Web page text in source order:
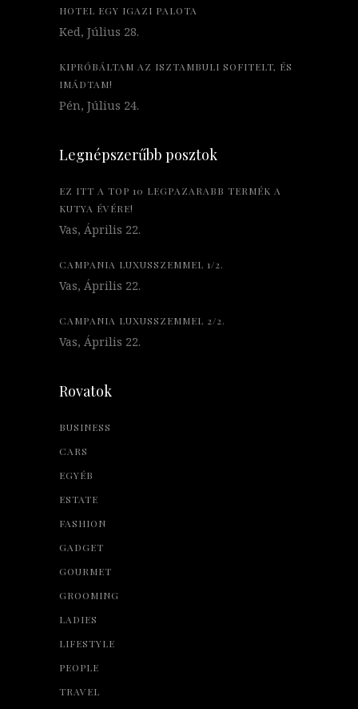
HOTEL EGY IGAZI PALOTA
Ked, Július 28.
KIPRÓBÁLTAM AZ ISZTAMBULI SOFITELT, ÉS
IMÁDTAM!
Pén, Július 24.
Legnépszerűbb posztok
EZ ITT A TOP 10 LEGPAZARABB TERMÉK A
KUTYA ÉVÉRE!
Vas, Április 22.
CAMPANIA LUXUSSZEMMEL 1/2.
Vas, Április 22.
CAMPANIA LUXUSSZEMMEL 2/2.
Vas, Április 22.
Rovatok
BUSINESS
CARS
EGYÉB
ESTATE
FASHION
GADGET
GOURMET
GROOMING
LADIES
LIFESTYLE
PEOPLE
TRAVEL